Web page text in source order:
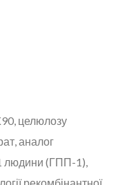
целюлозу
аналог
людини (ГПП-1),
рекомбінантної